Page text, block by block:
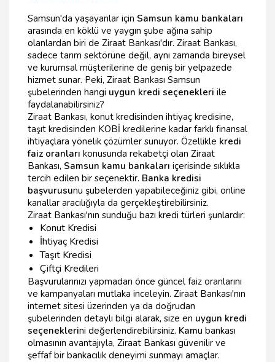
Samsun'da yaşayanlar için Samsun kamu bankaları
arasında en köklü ve yaygın şube ağına sahip
olanlardan biri de Ziraat Bankası'dır. Ziraat Bankası,
sadece tarım sektörüne değil, aynı zamanda bireysel
ve kurumsal müşterilerine de geniş bir yelpazede
hizmet sunar. Peki, Ziraat Bankası Samsun
şubelerinden hangi uygun kredi seçenekleri ile
faydalanabilirsiniz?
Ziraat Bankası, konut kredisinden ihtiyaç kredisine,
taşıt kredisinden KOBİ kredilerine kadar farklı finansal
ihtiyaçlara yönelik çözümler sunuyor. Özellikle kredi
faiz oranları konusunda rekabetçi olan Ziraat
Bankası, Samsun kamu bankaları içerisinde sıklıkla
tercih edilen bir seçenektir. Banka kredisi
başvurusunu şubelerden yapabileceğiniz gibi, online
kanallar aracılığıyla da gerçekleştirebilirsiniz.
Ziraat Bankası'nın sunduğu bazı kredi türleri şunlardır:
Konut Kredisi
İhtiyaç Kredisi
Taşıt Kredisi
Çiftçi Kredileri
Başvurularınızı yapmadan önce güncel faiz oranlarını
ve kampanyaları mutlaka inceleyin. Ziraat Bankası'nın
internet sitesi üzerinden ya da doğrudan
şubelerinden detaylı bilgi alarak, size en uygun kredi
seçeneklerini değerlendirebilirsiniz. Kamu bankası
olmasının avantajıyla, Ziraat Bankası güvenilir ve
şeffaf bir bankacılık deneyimi sunmayı amaçlar.